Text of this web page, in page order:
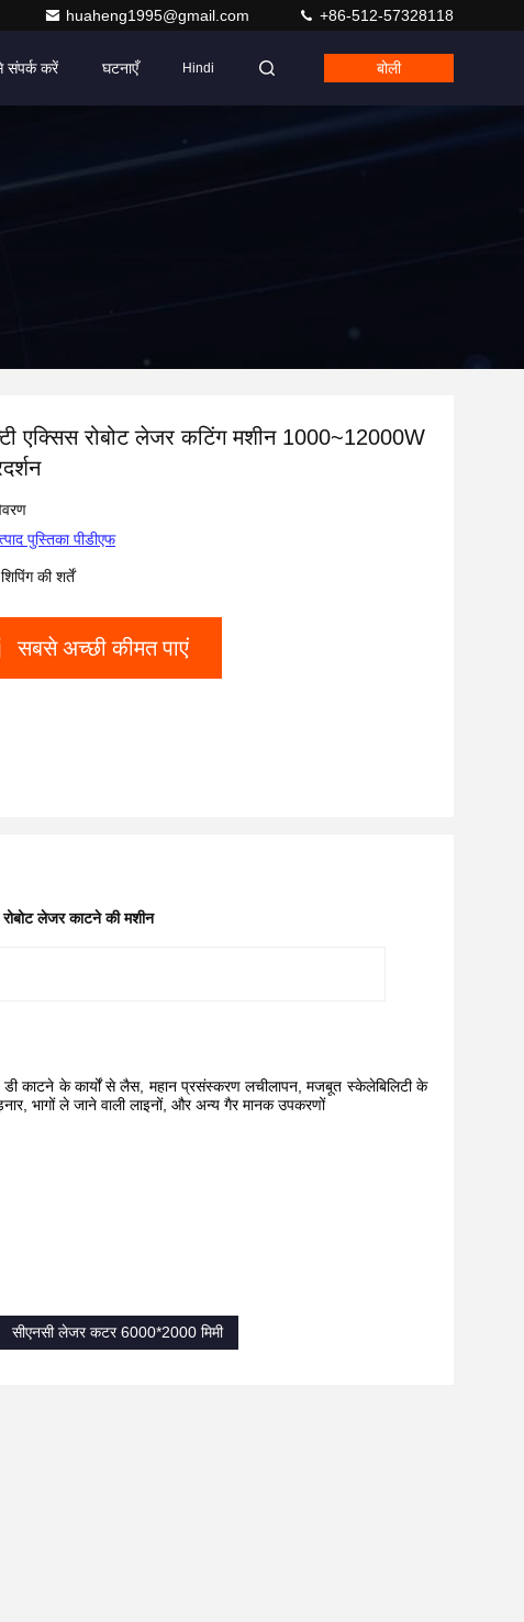
huaheng1995@gmail.com +86-512-57328118
संपर्क करें घटनाएँ Hindi बोली
एक्सिस रोबोट लेजर कटिंग मशीन 1000~12000W
पुस्तिका पीडीएफ
की शर्तें
सबसे अच्छी कीमत पाएं
लेजर काटने की मशीन
काटने के कार्यों से लैस, महान प्रसंस्करण लचीलापन, मजबूत स्केलेबिलिटी के
भागों ले जाने वाली लाइनों, और अन्य गैर मानक उपकरणों
सीएनसी लेजर कटर 6000*2000 मिमी